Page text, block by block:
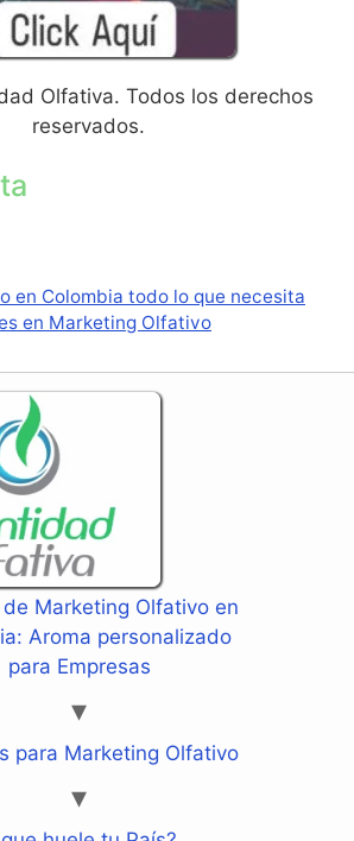
Olfativa. Todos los derechos
reservados.
en Colombia todo lo que necesita
en Marketing Olfativo
Marketing Olfativo en
Aroma personalizado
para Empresas
para Marketing Olfativo